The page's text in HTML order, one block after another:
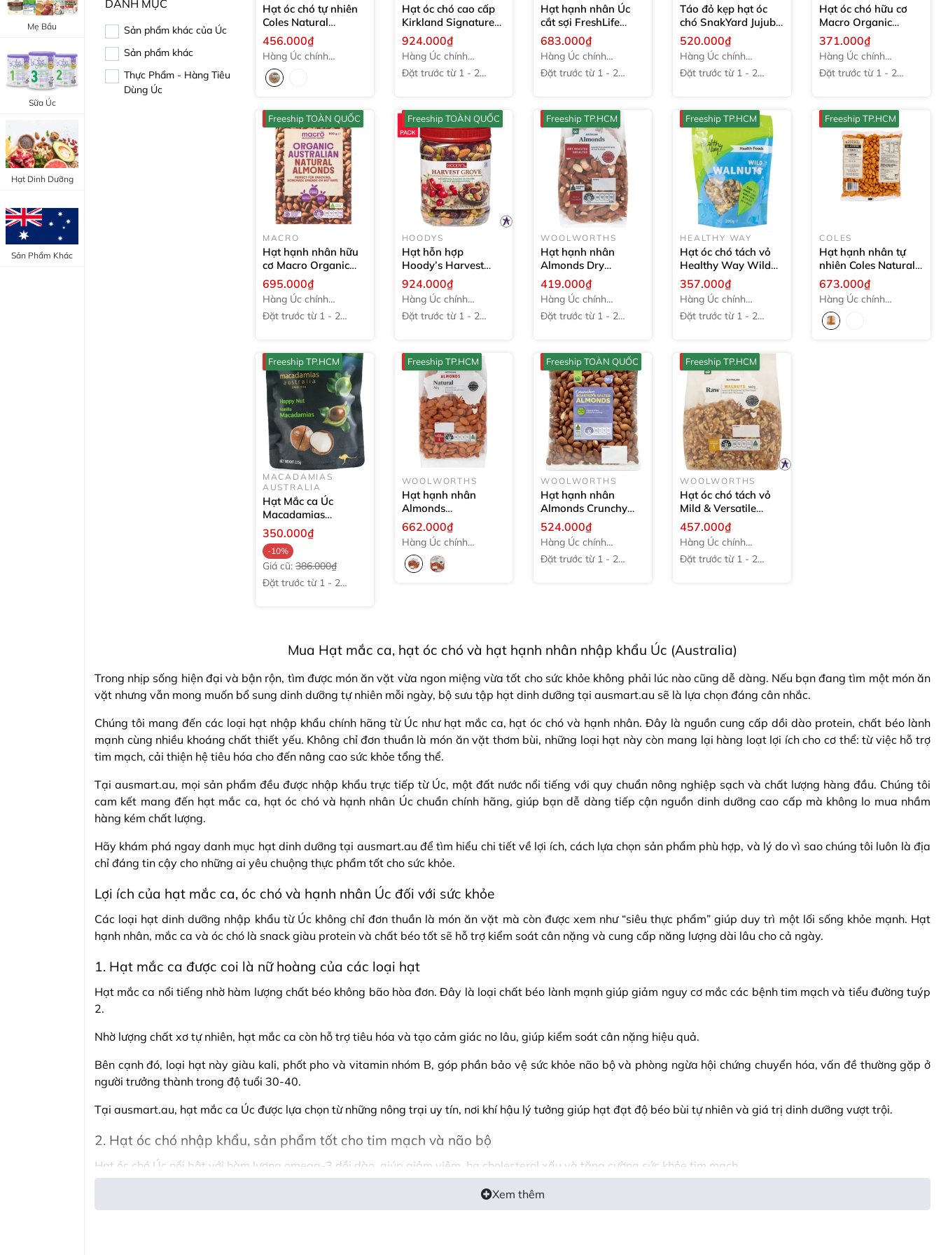
Bổ Khớp - Xương
Bổ Não - Tim Mạch
Canxi - Vitamin D
Trang Điểm Mắt
Trang Điểm Môi
Tẩy Trang - Toner
Dụng Cụ Trang Điểm
Mẹ Bầu
Sữa Úc
Hạt Dinh Dưỡng
Sản Phẩm Khác
DANH MỤC
Sản phẩm khác của Úc
Sản phẩm khác
Thực Phẩm - Hàng Tiêu
Dùng Úc
Hạt óc chó tự nhiên
Coles Natural
Walnuts của Úc
400g
456.000₫
Hàng Úc chính
hãng
Hạt óc chó cao cấp
Kirkland Signature
Australian Grown
Walnuts1.36kg
924.000₫
Hàng Úc chính
hãng
Đặt trước từ 1 - 2
Hạt hạnh nhân Úc
cắt sợi FreshLife
Slivered Almonds
1kg
683.000₫
Hàng Úc chính
hãng
Đặt trước từ 1 - 2
Táo đỏ kẹp hạt óc
chó SnakYard Jujube
Date & Walnut
520.000₫
Hàng Úc chính
hãng
Đặt trước từ 1 - 2
Hạt óc chó hữu cơ
Macro Organic
Natural Walnuts
250g
371.000₫
Hàng Úc chính
hãng
Đặt trước từ 1 - 2
Freeship TOÀN QUỐC
MACRO
Hạt hạnh nhân hữu
cơ Macro Organic
Almonds500g
695.000₫
Hàng Úc chính
hãng
Đặt trước từ 1 - 2
Freeship TOÀN QUỐC
HOODYS
Hạt hỗn hợp
Hoody’s Harvest
Grove Trail Mix
924.000₫
Hàng Úc chính
hãng
Đặt trước từ 1 - 2
Freeship TP.HCM
WOOLWORTHS
Hạt hạnh nhân
Almonds Dry
Roasted Woolworths
400g
419.000₫
Hàng Úc chính
hãng
Đặt trước từ 1 - 2
Freeship TP.HCM
HEALTHY WAY
Hạt óc chó tách vỏ
Healthy Way Wild
Walnuts200g
357.000₫
Hàng Úc chính
hãng
Đặt trước từ 1 - 2
Freeship TP.HCM
COLES
Hạt hạnh nhân tự
nhiên Coles Natural
Almonds750g
673.000₫
Hàng Úc chính
hãng
Freeship TP.HCM
MACADAMIAS
AUSTRALIA
Hạt Mắc ca Úc
Macadamias
Australia Happy Nut
Vanilla225g
350.000₫
-10%
Giá cũ:386.000₫
Đặt trước từ 1 - 2
Freeship TP.HCM
WOOLWORTHS
Hạt hạnh nhân
Almonds
Woolworths
Crunchy Natural
750g
662.000₫
Hàng Úc chính
hãng
Freeship TOÀN QUỐC
WOOLWORTHS
Hạt hạnh nhân
Almonds Crunchy
Roasted & Salted
Woolworths750g
524.000₫
Hàng Úc chính
hãng
Đặt trước từ 1 - 2
Freeship TP.HCM
WOOLWORTHS
Hạt óc chó tách vỏ
Mild & Versatile
Walnuts
Woolworths500g
457.000₫
Hàng Úc chính
hãng
Đặt trước từ 1 - 2
Mua Hạt mắc ca, hạt óc chó và hạt hạnh nhân nhập khẩu Úc (Australia)
Trong nhịp sống hiện đại và bận rộn, tìm được món ăn vặt vừa ngon miệng vừa tốt cho sức khỏe không phải lúc nào cũng dễ dàng. Nếu bạn đang tìm một món ăn
vặt nhưng vẫn mong muốn bổ sung dinh dưỡng tự nhiên mỗi ngày, bộ sưu tập hạt dinh dưỡng tại ausmart.au sẽ là lựa chọn đáng cân nhắc.
Chúng tôi mang đến các loại hạt nhập khẩu chính hãng từ Úc như hạt mắc ca, hạt óc chó và hạnh nhân. Đây là nguồn cung cấp dồi dào protein, chất béo lành
mạnh cùng nhiều khoáng chất thiết yếu. Không chỉ đơn thuần là món ăn vặt thơm bùi, những loại hạt này còn mang lại hàng loạt lợi ích cho cơ thể: từ việc hỗ trợ
tim mạch, cải thiện hệ tiêu hóa cho đến nâng cao sức khỏe tổng thể.
Tại ausmart.au, mọi sản phẩm đều được nhập khẩu trực tiếp từ Úc, một đất nước nổi tiếng với quy chuẩn nông nghiệp sạch và chất lượng hàng đầu. Chúng tôi
cam kết mang đến hạt mắc ca, hạt óc chó và hạnh nhân Úc chuẩn chính hãng, giúp bạn dễ dàng tiếp cận nguồn dinh dưỡng cao cấp mà không lo mua nhầm
hàng kém chất lượng.
Hãy khám phá ngay danh mục hạt dinh dưỡng tại ausmart.au để tìm hiểu chi tiết về lợi ích, cách lựa chọn sản phẩm phù hợp, và lý do vì sao chúng tôi luôn là địa
chỉ đáng tin cậy cho những ai yêu chuộng thực phẩm tốt cho sức khỏe.
Lợi ích của hạt mắc ca, óc chó và hạnh nhân Úc đối với sức khỏe
Các loại hạt dinh dưỡng nhập khẩu từ Úc không chỉ đơn thuần là món ăn vặt mà còn được xem như “siêu thực phẩm” giúp duy trì một lối sống khỏe mạnh. Hạt
hạnh nhân, mắc ca và óc chó là snack giàu protein và chất béo tốt sẽ hỗ trợ kiểm soát cân nặng và cung cấp năng lượng dài lâu cho cả ngày.
1. Hạt mắc ca được coi là nữ hoàng của các loại hạt
Hạt mắc ca nổi tiếng nhờ hàm lượng chất béo không bão hòa đơn. Đây là loại chất béo lành mạnh giúp giảm nguy cơ mắc các bệnh tim mạch và tiểu đường tuýp
2.
Nhờ lượng chất xơ tự nhiên, hạt mắc ca còn hỗ trợ tiêu hóa và tạo cảm giác no lâu, giúp kiểm soát cân nặng hiệu quả.
Bên cạnh đó, loại hạt này giàu kali, phốt pho và vitamin nhóm B, góp phần bảo vệ sức khỏe não bộ và phòng ngừa hội chứng chuyển hóa, vấn đề thường gặp ở
người trưởng thành trong độ tuổi 30-40.
Tại ausmart.au, hạt mắc ca Úc được lựa chọn từ những nông trại uy tín, nơi khí hậu lý tưởng giúp hạt đạt độ béo bùi tự nhiên và giá trị dinh dưỡng vượt trội.
2. Hạt óc chó nhập khẩu, sản phẩm tốt cho tim mạch và não bộ
Hạt óc chó Úc nổi bật với hàm lượng omega-3 dồi dào, giúp giảm viêm, hạ cholesterol xấu và tăng cường sức khỏe tim mạch.
Đặc biệt, loại hạt này còn thúc đẩy vi khuẩn có lợi trong đường ruột, hỗ trợ hệ tiêu hóa hoạt động ổn định. Nhiều nghiên cứu cho thấy, thường xuyên ăn hạt óc chó
có thể bảo vệ não bộ khỏi quá trình lão hóa và hỗ trợ kiểm soát cân nặng.
Xem thêm